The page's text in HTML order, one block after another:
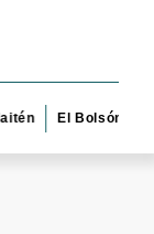
El Bolsón